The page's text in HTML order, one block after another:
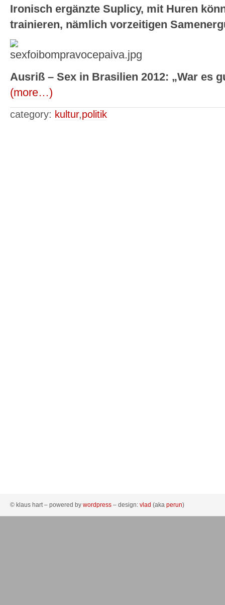
Ironisch ergänzte Suplicy, mit Huren
trainieren, nämlich vorzeitigen
Ausriß – Sex in Brasilien 2012: „War es
(more…)
category: kultur,politik
© klaus hart – powered by wordpress – design: vlad (aka perun)